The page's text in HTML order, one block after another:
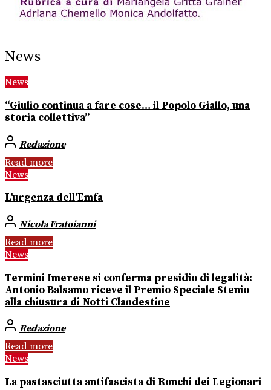
News
News
“Giulio continua a fare cose… il Popolo Giallo, una
storia collettiva”
Redazione
Read more
News
L’urgenza dell’Emfa
Nicola Fratoianni
Read more
News
Termini Imerese si conferma presidio di legalità:
Antonio Balsamo riceve il Premio Speciale Stenio
alla chiusura di Notti Clandestine
Redazione
Read more
News
La pastasciutta antifascista di Ronchi dei Legionari